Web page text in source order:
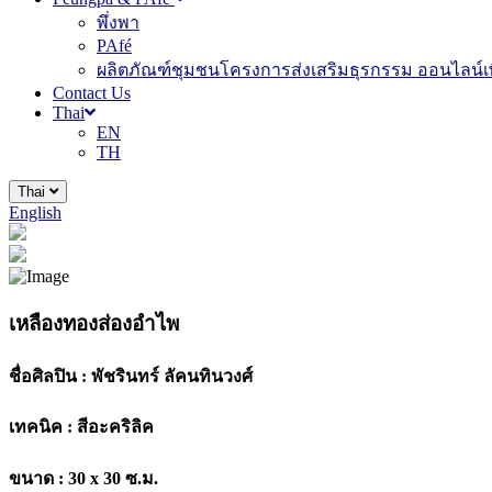
พึ่งพา
PAfé
ผลิตภัณฑ์ชุมชนโครงการส่งเสริมธุรกรรม ออนไลน์
Contact Us
Thai
EN
TH
Thai
English
เหลืองทองส่องอำไพ
ชื่อศิลปิน : พัชรินทร์ ลัคนทินวงศ์
เทคนิค : สีอะคริลิค
ขนาด : 30 x 30 ซ.ม.